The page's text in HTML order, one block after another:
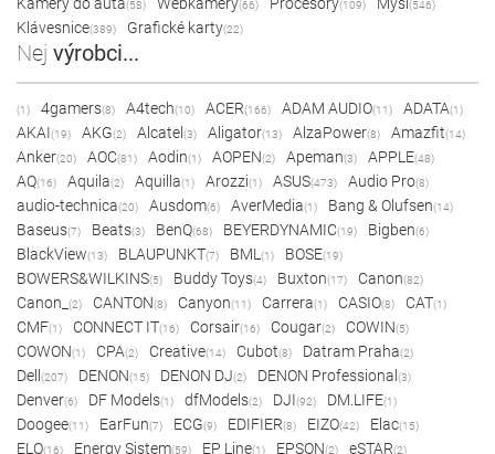
(58) (66) (109) (546)
Klávesnice(389) Grafické karty(22)
Nej výrobci...
(1) 4gamers(8) A4tech(10) ACER(166) ADAM AUDIO(11) ADATA(1)
AKAI(19) AKG(2) Alcatel (3) Aligator(13) AlzaPower(8) Amazfit(14)
Anker(20) AOC(81) Aodin(1) AOPEN(2) Apeman(3) APPLE(48)
AQ(16) Aquila(2) Aquilla(1) Arozzi(1) ASUS(473) Audio Pro(8)
audio-technica(20) Ausdom(6) AverMedia(1) Bang & Olufsen(14)
Baseus(7) Beats(3) BenQ(68) BEYERDYNAMIC(19) Bigben(6)
BlackView(13) BLAUPUNKT(7) BML (1) BOSE(19)
BOWERS&WILKINS(5) Buddy Toys(4) Buxton(17) Canon(82)
Canon_ (2) CANTON(8) Canyon(11) Carrera(1) CASIO(8) CAT(1)
CMF(1) CONNECT IT(16) Corsair(16) Cougar(2) COWIN(5)
COWON(1) CPA(2) Creative(14) Cubot(8) Datram Praha(2)
Dell (207) DENON(15) DENON DJ(2) DENON Professional (3)
Denver(6) DF Models(1) dfModels(2) DJI(92) DM.LIFE(1)
Doogee(11) EarFun(7) ECG(9) EDIFIER(8) EIZO(42) Elac(15)
ELO(16) Energy Sistem(59) EP Line(1) EPSON(2) eSTAR(2)